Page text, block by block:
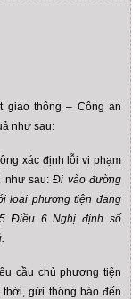
giao thông – Công an
như sau:
xác định lỗi vi phạm
như sau:Đi vào đường
loại phương tiện đang
Điều 6 Nghị định số
cầu chủ phương tiện
gửi thông báo đến